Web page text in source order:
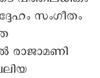
സംഗീതം
രാജാമണി